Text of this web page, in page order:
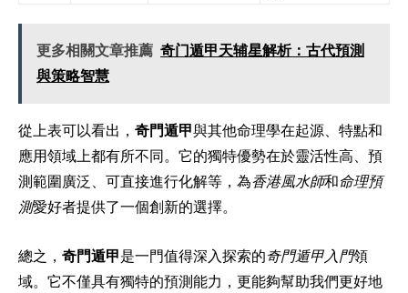
更多相關文章推薦 奇门遁甲天辅星解析：古代預測
與策略智慧
從上表可以看出， 奇門遁甲與其他命理學在起源、特點和
應用領域上都有所不同。它的獨特優勢在於靈活性高、預
測範圍廣泛、可直接進行化解等，為香港風水師和命理預
測愛好者提供了一個創新的選擇。
總之， 奇門遁甲是一門值得深入探索的奇門遁甲入門領
域。它不僅具有獨特的預測能力，更能夠幫助我們更好地